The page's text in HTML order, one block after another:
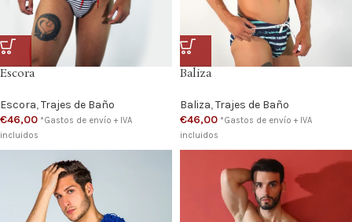
Escora
Escora,Trajes de Baño
€46,00 *Gastos de envío + IVA
incluidos
Baliza
Baliza,Trajes de Baño
€46,00 *Gastos de envío + IVA
incluidos